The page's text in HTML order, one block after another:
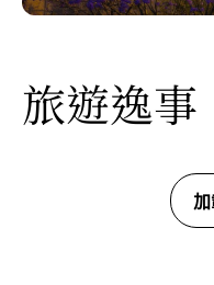
旅遊逸事